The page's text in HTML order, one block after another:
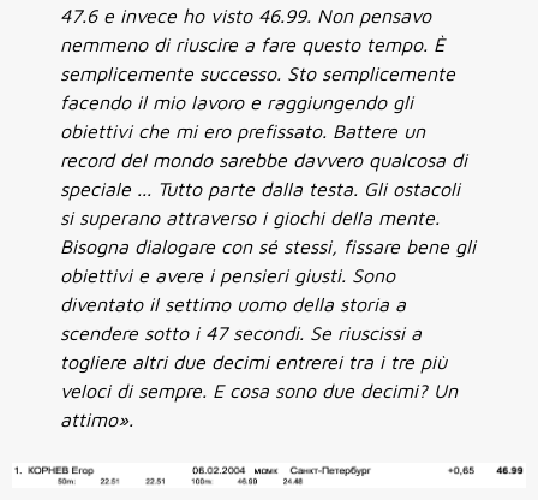
47.6 e invece ho visto 46.99. Non pensavo
nemmeno di riuscire a fare questo tempo. È
semplicemente successo. Sto semplicemente
facendo il mio lavoro e raggiungendo gli
obiettivi che mi ero prefissato. Battere un
record del mondo sarebbe davvero qualcosa di
speciale ... Tutto parte dalla testa. Gli ostacoli
si superano attraverso i giochi della mente.
Bisogna dialogare con sé stessi, fissare bene gli
obiettivi e avere i pensieri giusti. Sono
diventato il settimo uomo della storia a
scendere sotto i 47 secondi. Se riuscissi a
togliere altri due decimi entrerei tra i tre più
veloci di sempre. E cosa sono due decimi? Un
attimo».